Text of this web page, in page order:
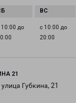
10:00 до
с 10:00 до
20:00
21
Губкина, 21